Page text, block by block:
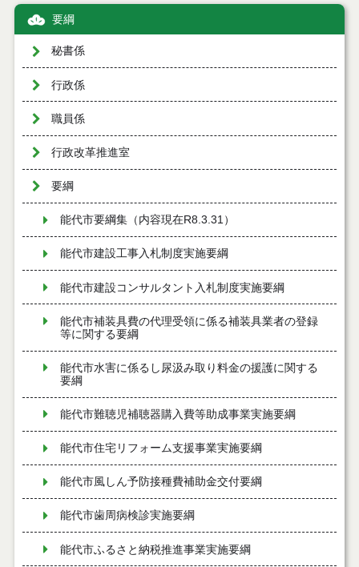
要綱
秘書係
行政係
職員係
行政改革推進室
要綱
能代市要綱集（内容現在R8.3.31）
能代市建設工事入札制度実施要綱
能代市建設コンサルタント入札制度実施要綱
能代市補装具費の代理受領に係る補装具業者の登録
等に関する要綱
能代市水害に係るし尿汲み取り料金の援護に関する
要綱
能代市難聴児補聴器購入費等助成事業実施要綱
能代市住宅リフォーム支援事業実施要綱
能代市風しん予防接種費補助金交付要綱
能代市歯周病検診実施要綱
能代市ふるさと納税推進事業実施要綱